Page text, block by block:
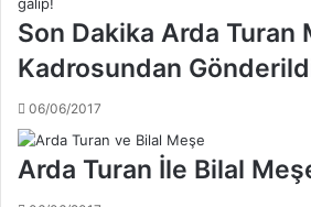
k
a
n
A
z
z
Y
s
t
h
a
k
Son Dakika Arda Turan
Kadrosundan
06/06/2017
Arda Turan İle Bilal